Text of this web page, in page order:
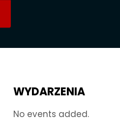
WYDARZENIA
No events added.